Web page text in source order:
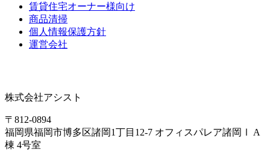
賃貸住宅オーナー様向け
商品清掃
個人情報保護方針
運営会社
株式会社アシスト
〒812-0894
福岡県福岡市博多区諸岡1丁目12-7 オフィスパレア諸岡Ⅰ A
棟 4号室